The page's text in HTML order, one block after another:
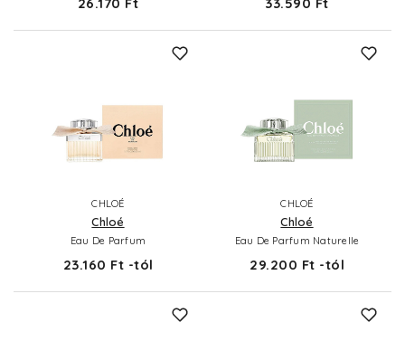
CHLOÉ
Chloé
Eau De Parfum
23.160 Ft -tól
CHLOÉ
Chloé
Eau De Parfum Naturelle
29.200 Ft -tól